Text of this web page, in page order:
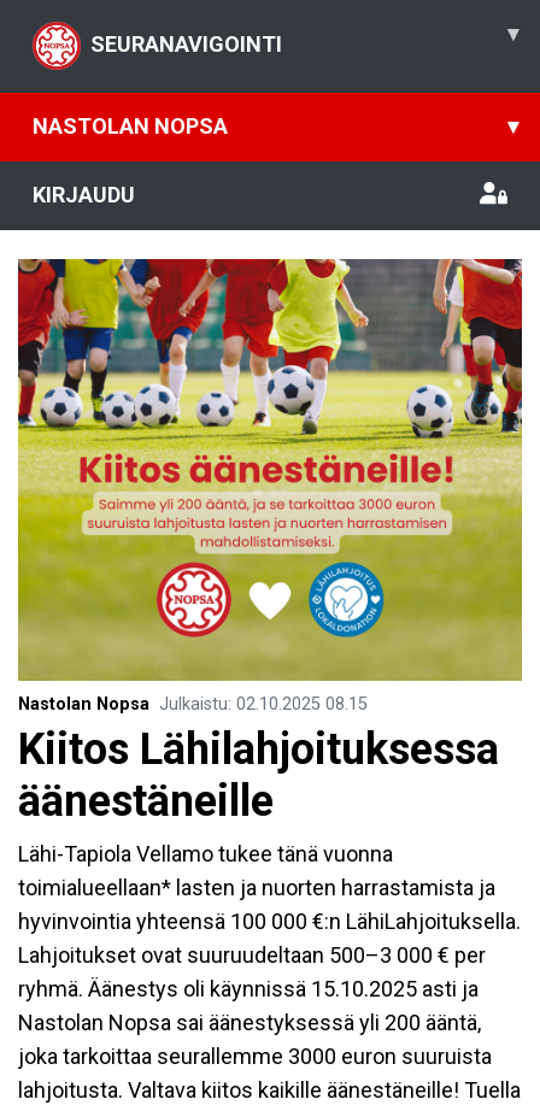
SEURANAVIGOINTI ▾
NASTOLAN NOPSA ▾
KIRJAUDU
Nastolan Nopsa Julkaistu: 02.10.2025 08.15
Kiitos Lähilahjoituksessa
äänestäneille
Lähi-Tapiola Vellamo tukee tänä vuonna
toimialueellaan* lasten ja nuorten harrastamista ja
hyvinvointia yhteensä 100 000 €:n LähiLahjoituksella.
Lahjoitukset ovat suuruudeltaan 500–3 000 € per
ryhmä. Äänestys oli käynnissä 15.10.2025 asti ja
Nastolan Nopsa sai äänestyksessä yli 200 ääntä,
joka tarkoittaa seurallemme 3000 euron suuruista
lahjoitusta. Valtava kiitos kaikille äänestäneille! Tuella